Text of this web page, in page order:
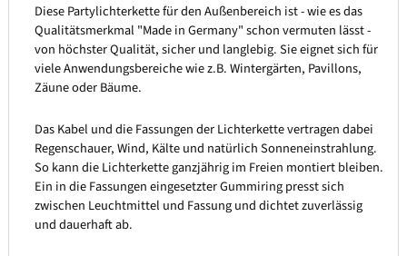
Diese Partylichterkette für den Außenbereich ist - wie es das
Qualitätsmerkmal "Made in Germany" schon vermuten lässt -
von höchster Qualität, sicher und langlebig. Sie eignet sich für
viele Anwendungsbereiche wie z.B. Wintergärten, Pavillons,
Zäune oder Bäume.
Das Kabel und die Fassungen der Lichterkette vertragen dabei
Regenschauer, Wind, Kälte und natürlich Sonneneinstrahlung.
So kann die Lichterkette ganzjährig im Freien montiert bleiben.
Ein in die Fassungen eingesetzter Gummiring presst sich
zwischen Leuchtmittel und Fassung und dichtet zuverlässig
und dauerhaft ab.